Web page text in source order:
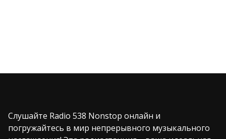
Слушайте Radio 538 Nonstop онлайн и
погружайтесь в мир непрерывного музыкального